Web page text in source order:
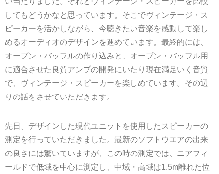
してもどうかなと思っています。そこでヴィンテージ・ス
ピーカーを活かしながら、今聴きたい音楽を感動して楽し
めるオーディオのデザインを進めています。最終的には、
オープン・バッフルの作り込みと、オープン・バッフル用
に適合させた良質アンプの開発にいたり現在満足いく音質
で、ヴィンテージ・スピーカーを楽しめています。その辺
りの話をさせていただきます。
先日、デザインした現代ユニットを使用したスピーカーの
測定を行っていただきました。最新のソフトウエアの出来
の良さには驚いていますが、この時の測定では、ニアフィ
ールドで低域を中心に測定し、中域・高域は1.5m離れた位